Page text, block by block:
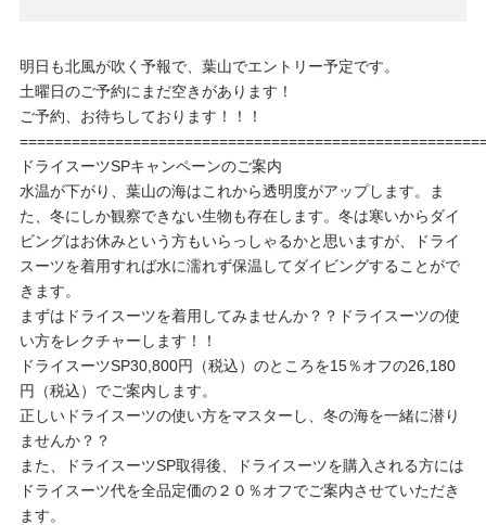
明日も北風が吹く予報で、葉山でエントリー予定です。
土曜日のご予約にまだ空きがあります！
ご予約、お待ちしております！！！
ドライスーツSPキャンペーンのご案内
水温が下がり、葉山の海はこれから透明度がアップします。ま
た、冬にしか観察できない生物も存在します。冬は寒いからダイ
ビングはお休みという方もいらっしゃるかと思いますが、ドライ
スーツを着用すれば水に濡れず保温してダイビングすることがで
きます。
まずはドライスーツを着用してみませんか？？ドライスーツの使
い方をレクチャーします！！
ドライスーツSP30,800円（税込）のところを15％オフの26,180
円（税込）でご案内します。
正しいドライスーツの使い方をマスターし、冬の海を一緒に潜り
ませんか？？
また、ドライスーツSP取得後、ドライスーツを購入される方には
ドライスーツ代を全品定価の２０％オフでご案内させていただき
ます。